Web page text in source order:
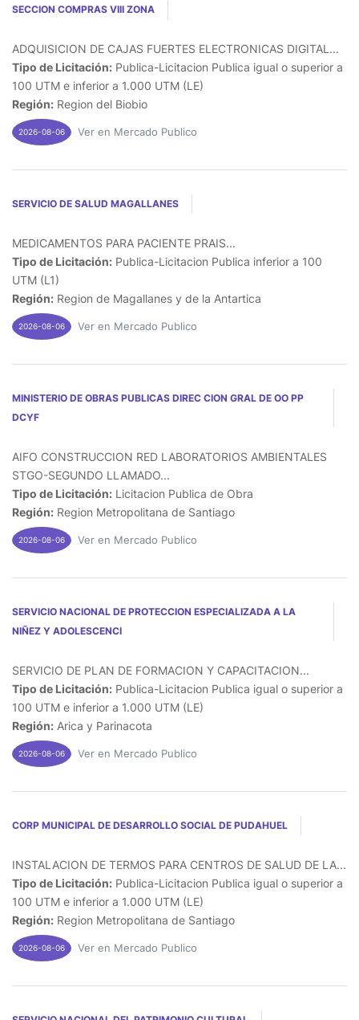
SECCION COMPRAS VIII ZONA
ADQUISICION DE CAJAS FUERTES ELECTRONICAS DIGITAL...
Tipo de Licitación: Publica-Licitacion Publica igual o superior a
100 UTM e inferior a 1.000 UTM (LE)
Región: Region del Biobio
2026-08-06 Ver en Mercado Publico
SERVICIO DE SALUD MAGALLANES
MEDICAMENTOS PARA PACIENTE PRAIS...
Tipo de Licitación: Publica-Licitacion Publica inferior a 100
UTM (L1)
Región: Region de Magallanes y de la Antartica
2026-08-06 Ver en Mercado Publico
MINISTERIO DE OBRAS PUBLICAS DIREC CION GRAL DE OO PP
DCYF
AIFO CONSTRUCCION RED LABORATORIOS AMBIENTALES
STGO-SEGUNDO LLAMADO...
Tipo de Licitación: Licitacion Publica de Obra
Región: Region Metropolitana de Santiago
2026-08-06 Ver en Mercado Publico
SERVICIO NACIONAL DE PROTECCION ESPECIALIZADA A LA
NIÑEZ Y ADOLESCENCI
SERVICIO DE PLAN DE FORMACION Y CAPACITACION...
Tipo de Licitación: Publica-Licitacion Publica igual o superior a
100 UTM e inferior a 1.000 UTM (LE)
Región: Arica y Parinacota
2026-08-06 Ver en Mercado Publico
CORP MUNICIPAL DE DESARROLLO SOCIAL DE PUDAHUEL
INSTALACION DE TERMOS PARA CENTROS DE SALUD DE LA...
Tipo de Licitación: Publica-Licitacion Publica igual o superior a
100 UTM e inferior a 1.000 UTM (LE)
Región: Region Metropolitana de Santiago
2026-08-06 Ver en Mercado Publico